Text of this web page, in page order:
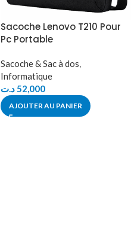
Sacoche Lenovo T210 Pour
Pc Portable
Sacoche & Sac à dos,
Informatique
52,000د.ت
AJOUTER AU PANIER